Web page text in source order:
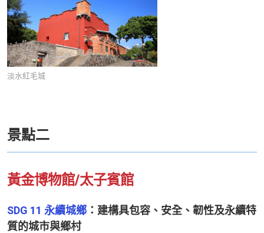
淡水紅毛城
景點二
黃金博物館/太子賓館
SDG 11 永續城鄉 ：建構具包容、安全、韌性及永續特
質的城市與鄉村